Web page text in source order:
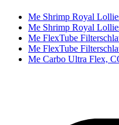
Me Shrimp Royal
Me Shrimp Royal
Me FlexTube
Me FlexTube
Me Carbo Ultra Flex,